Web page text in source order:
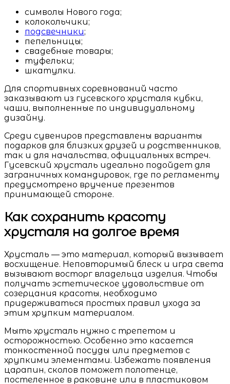
символы Нового года;
колокольчики;
подсвечники;
пепельницы;
свадебные товары;
туфельки;
шкатулки.
Для спортивных соревнований часто
заказывают из гусевского хрусталя кубки,
чаши, выполненные по индивидуальному
дизайну.
Среди сувениров представлены варианты
подарков для близких друзей и родственников,
так и для начальства, официальных встреч.
Гусевский хрусталь идеально подойдет для
заграничных командировок, где по регламенту
предусмотрено вручение презентов
принимающей стороне.
Как сохранить красоту
хрусталя на долгое время
Хрусталь — это материал, который вызывает
восхищение. Неповторимый блеск и игра света
вызывают восторг владельца изделия. Чтобы
получать эстетическое удовольствие от
созерцания красоты, необходимо
придерживаться простых правил ухода за
этим хрупким материалом.
Мыть хрусталь нужно с трепетом и
осторожностью. Особенно это касается
тонкостенной посуды или предметов с
хрупкими элементами. Избежать появления
царапин, сколов поможет полотенце,
постеленное в раковине или в пластиковом